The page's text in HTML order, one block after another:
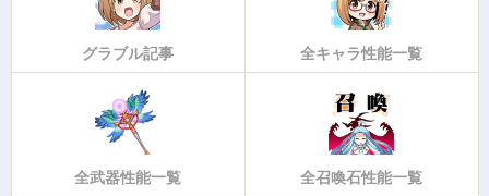
グラブル記事 全キャラ性能一覧
全武器性能一覧 全召喚石性能一覧